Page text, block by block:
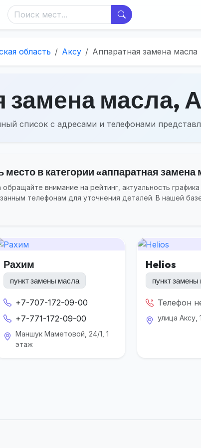
область Аксу Аппаратная замена масла
замена масла,
список с адресами и телефонами
в категории «аппаратная замена
внимание на рейтинг, актуальность
телефонам для уточнения деталей. В нашей
Рахим
пункт замены масла
+7-707-172-09-00
+7-771-172-09-00
Маншук Маметовой, 24/1, 1
этаж
Helios
пункт
Телефон
улица Аксу,